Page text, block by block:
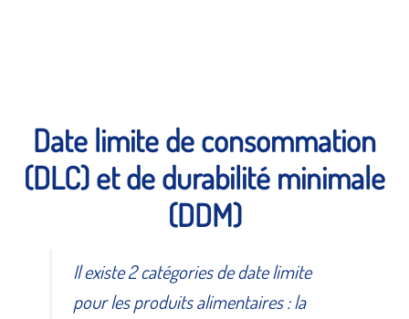
Date limite de consommation
(DLC) et de durabilité minimale
(DDM)
Il existe 2 catégories de date limite
pour les produits alimentaires : la